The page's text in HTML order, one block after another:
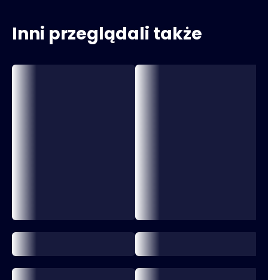
Inni przeglądali także